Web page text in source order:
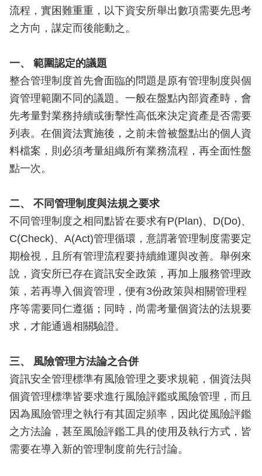
流程，實困難重重，以下資安所舉出數項需要先思考
之方向，謀定而後能動之。
一、 範圍認定的議題
整合管理制度首先會面臨的問題是原有管理制度與個
資管理範圍不同的議題。一般在盤點內部資產時，會
先考量對業務持續或衝擊性高低來決定資產是否需要
列表。在個資法實施後，之前未曾被盤點出的個人資
料檔案，則必須考量組織所有業務流程，再全面性盤
點一次。
二、 不同管理制度與法規之要求
不同管理制度之相同點皆在要求有P(Plan)、D(Do)、
C(Check)、A(Act)管理循環，意謂著管理制度需要定
期檢視，且所有管理流程要持續維運與改善。舉例來
說，資安所已存在資訊安全政策，再加上服務管理政
策，若再導入個資管理，便有3份政策與相關管理程
序等需要同仁遵循；同時，尚需考量個資法的法規要
求，才能通過相關驗證。
三、 風險管理方法論之合併
資訊安全管理標準有風險管理之要求規範，個資法與
個資管理標準皆要求進行風險評鑑或風險管理，而且
因為風險管理之執行有其固定頻率，因此從風險評鑑
之方法論，甚至風險評鑑工具的使用及執行方式，皆
需要在導入新的管理制度前先行討論。